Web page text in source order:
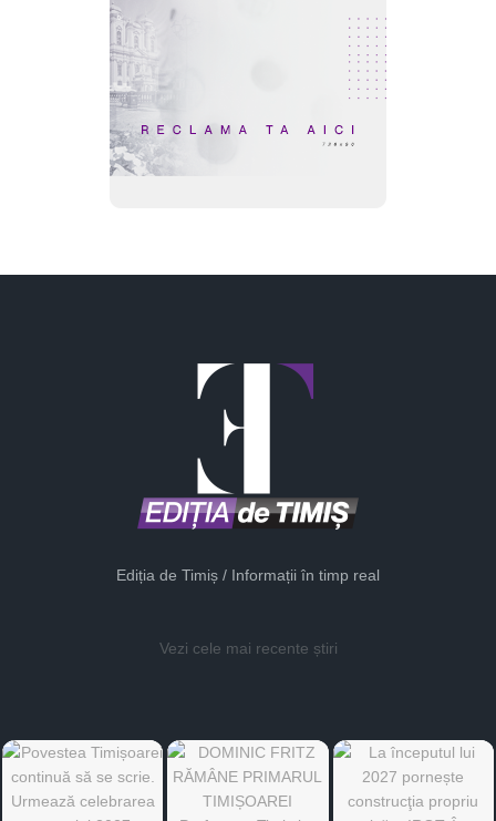
Ediția de Timiș / Informații în timp real
Vezi cele mai recente știri